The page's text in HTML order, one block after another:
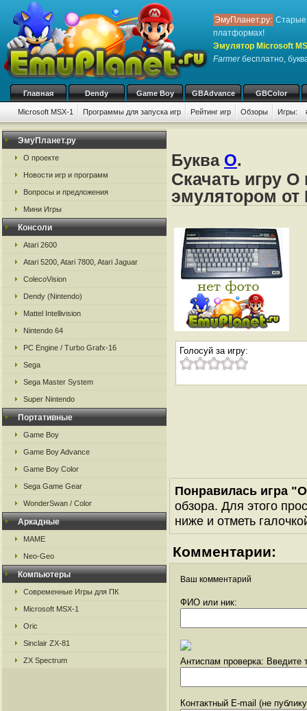
ЭмуПланет.ру: Старые
платформах!
Эмулятор Microsoft
Farmerбесплатно,
Главная Dendy Game Boy GBAdvance GBColor
Microsoft MSX-1 Программы для запуска игр Рейтинг игр Обзоры Игры:
ЭмуПланет.ру
О проекте
Новости игр и программ
Вопросы и предложения
Мини Игры
Консоли
Atari 2600
Atari 5200, Atari 7800, Atari Jaguar
ColecoVision
Dendy (Nintendo)
Mattel Intellivision
Nintendo 64
PC Engine / Turbo Grafx-16
Sega
Sega Master System
Super Nintendo
Портативные
Game Boy
Game Boy Advance
Game Boy Color
Sega Game Gear
WonderSwan / Color
Аркадные
MAME
Neo-Geo
Компьютеры
Современные Игры для ПК
Microsoft MSX-1
Oric
Sinclair ZX-81
ZX Spectrum
Буква O.
Скачать игру
эмулятором от
Голосуй за игру:
Понравилась игра
обзора. Для этого
ниже и отметь
Комментарии:
Ваш комментарий
ФИО или ник:
Антиспам проверка: Введите
Контактный E-mail (не